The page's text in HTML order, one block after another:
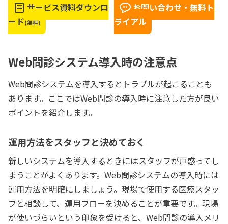
サービス資料ダウンロ
ード(無料)
お問い合わせ・無料ト
ライアル
Web問診システム導入時の注意点
Web問診システムを導入するとトラブルが起こることも
あります。ここではWeb問診の導入時に注意した方が良い
ポイントを紹介します。
運用方法をスタッフと決めておく
新しいシステムを導入するときにはスタッフが戸惑ってし
まうことがよくあります。Web問診システムの導入時には
運用方法を明確にしましょう。現場で使用する医療スタッ
フと相談して、運用フローを決めることが重要です。現場
が使いづらいという印象を受けると、Web問診の導入メリ